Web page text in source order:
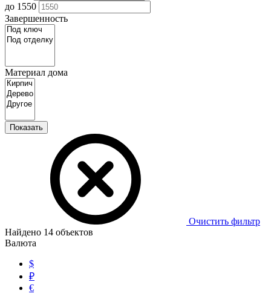
до 1550
Завершенность
Материал дома
Показать
Очистить фильтр
Найдено 14 объектов
Валюта
$
₽
€